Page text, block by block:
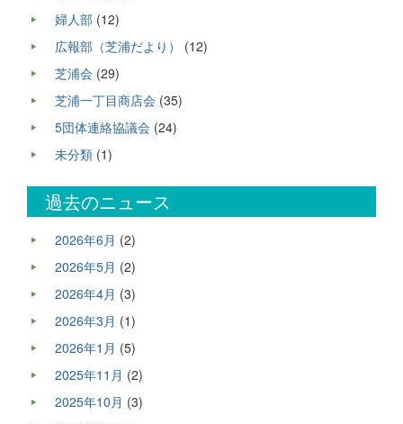
婦人部 (12)
広報部（芝浦だより）
(12)
芝浦会 (29)
芝浦一丁目商店会 (35)
5団体連絡協議会 (24)
未分類 (1)
過去のニュース
2026年6月 (2)
2026年5月 (2)
2026年4月 (3)
2026年3月 (1)
2026年1月 (5)
2025年11月 (2)
2025年10月 (3)